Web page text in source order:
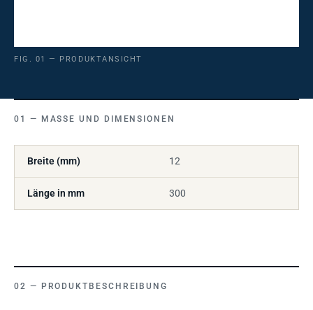
FIG. 01 — PRODUKTANSICHT
MASSE UND DIMENSIONEN
Breite (mm) 12
Länge in mm 300
PRODUKTBESCHREIBUNG